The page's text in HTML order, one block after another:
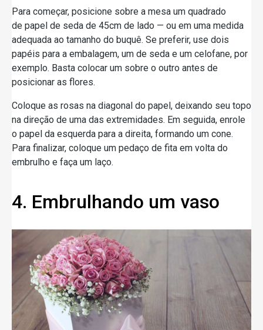
Para começar, posicione sobre a mesa um quadrado
de papel de seda de 45cm de lado — ou em uma medida
adequada ao tamanho do buquê. Se preferir, use dois
papéis para a embalagem, um de seda e um celofane, por
exemplo. Basta colocar um sobre o outro antes de
posicionar as flores.
Coloque as rosas na diagonal do papel, deixando seu topo
na direção de uma das extremidades. Em seguida, enrole
o papel da esquerda para a direita, formando um cone.
Para finalizar, coloque um pedaço de fita em volta do
embrulho e faça um laço.
4. Embrulhando um vaso